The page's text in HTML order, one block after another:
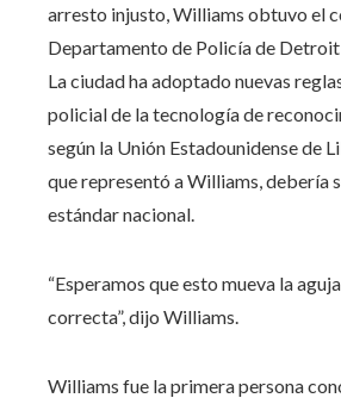
arresto injusto, Williams obtuvo el
Departamento de Policía de
La ciudad ha adoptado nuevas
policial de la tecnología de
según la Unión Estadounidense de
que representó a Williams, debería
estándar nacional.
“Esperamos que esto mueva la
correcta”, dijo Williams.
Williams fue la primera persona